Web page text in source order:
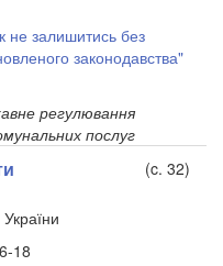
не залишитись без
законодавства"
регулювання
послуг
(c. 32)
України
18